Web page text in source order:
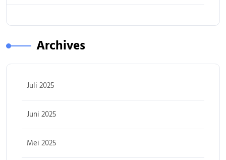
Archives
Juli 2025
Juni 2025
Mei 2025